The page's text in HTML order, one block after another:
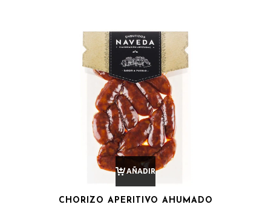
AÑADIR
AL
CHORIZO APERITIVO AHUMADO